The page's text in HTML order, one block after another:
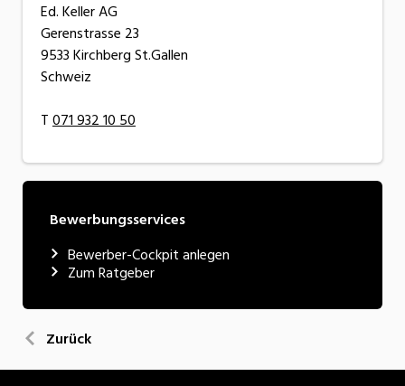
Ed. Keller AG
Gerenstrasse 23
9533 Kirchberg St.Gallen
Schweiz
T071 932 10 50
Bewerbungsservices
Bewerber-Cockpit anlegen
Zum Ratgeber
Zurück